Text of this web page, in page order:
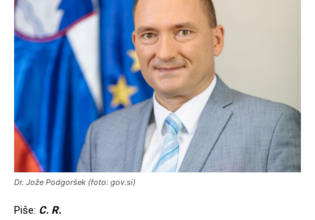
Dr. Jože Podgoršek (foto: gov.si)
Piše: C. R.